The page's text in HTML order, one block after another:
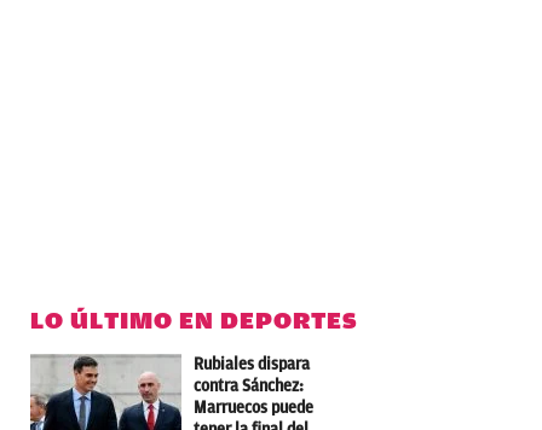
LO ÚLTIMO EN DEPORTES
Rubiales dispara
contra Sánchez:
Marruecos puede